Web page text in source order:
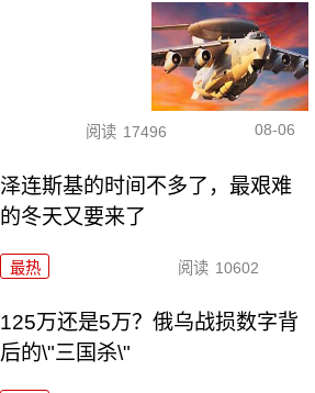
阅读 17496 08-06
泽连斯基的时间不多了，最艰难
的冬天又要来了
最热 阅读 10602
125万还是5万？俄乌战损数字背
后的\"三国杀\"